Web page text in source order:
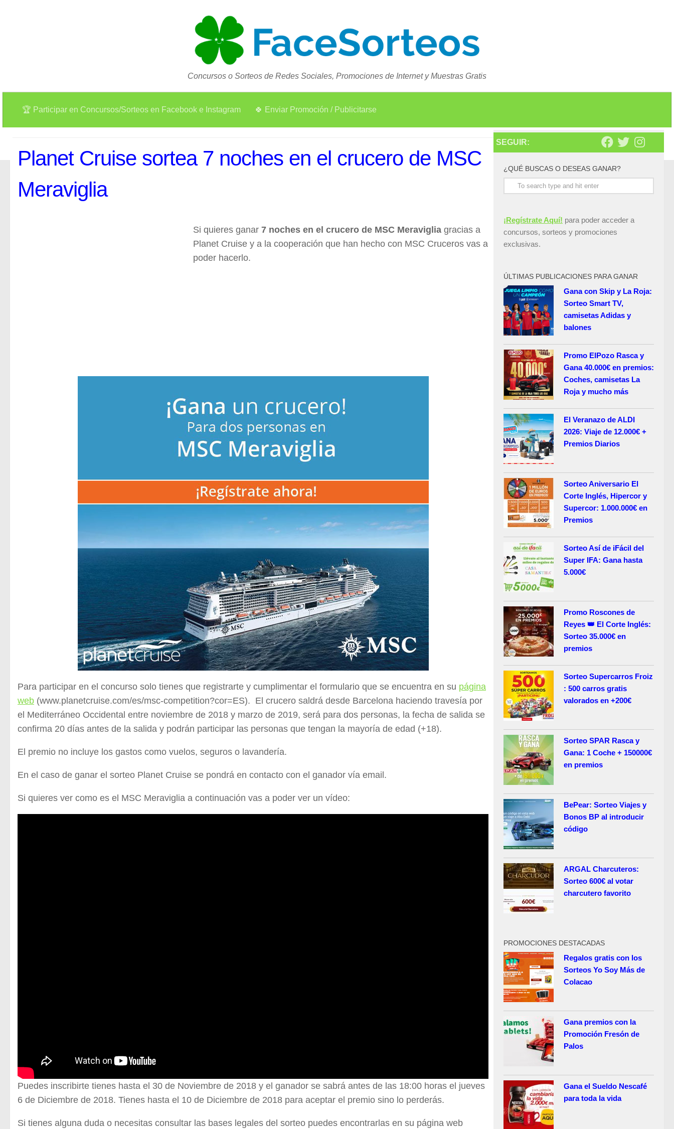
Concursos o Sorteos de Redes Sociales, Promociones de Internet y Muestras Gratis
🏆 Participar en Concursos/Sorteos en Facebook e Instagram 🍀 Enviar Promoción / Publicitarse
Planet Cruise sortea 7 noches en el crucero de MSC
Meraviglia
Si quieres ganar 7 noches en el crucero de MSC Meraviglia gracias a
Planet Cruise y a la cooperación que han hecho con MSC Cruceros vas a
poder hacerlo.
Para participar en el concurso solo tienes que registrarte y cumplimentar el formulario que se encuentra en su página
web (www.planetcruise.com/es/msc-competition?cor=ES). El crucero saldrá desde Barcelona haciendo travesía por
el Mediterráneo Occidental entre noviembre de 2018 y marzo de 2019, será para dos personas, la fecha de salida se
confirma 20 días antes de la salida y podrán participar las personas que tengan la mayoría de edad (+18).
El premio no incluye los gastos como vuelos, seguros o lavandería.
En el caso de ganar el sorteo Planet Cruise se pondrá en contacto con el ganador vía email.
Si quieres ver como es el MSC Meraviglia a continuación vas a poder ver un vídeo:
Puedes inscribirte tienes hasta el 30 de Noviembre de 2018 y el ganador se sabrá antes de las 18:00 horas el jueves
6 de Diciembre de 2018. Tienes hasta el 10 de Diciembre de 2018 para aceptar el premio sino lo perderás.
Si tienes alguna duda o necesitas consultar las bases legales del sorteo puedes encontrarlas en su página web
SEGUIR:
¿QUÉ BUSCAS O DESEAS GANAR?
¡Regístrate Aquí! para poder acceder a
concursos, sorteos y promociones
exclusivas.
ÚLTIMAS PUBLICACIONES PARA GANAR
Gana con Skip y La Roja:
Sorteo Smart TV,
camisetas Adidas y
balones
Promo ElPozo Rasca y
Gana 40.000€ en premios:
Coches, camisetas La
Roja y mucho más
El Veranazo de ALDI
2026: Viaje de 12.000€ +
Premios Diarios
Sorteo Aniversario El
Corte Inglés, Hipercor y
Supercor: 1.000.000€ en
Premios
Sorteo Así de iFácil del
Super IFA: Gana hasta
5.000€
Promo Roscones de
Reyes 👑 El Corte Inglés:
Sorteo 35.000€ en
premios
Sorteo Supercarros Froiz
: 500 carros gratis
valorados en +200€
Sorteo SPAR Rasca y
Gana: 1 Coche + 150000€
en premios
BePear: Sorteo Viajes y
Bonos BP al introducir
código
ARGAL Charcuteros:
Sorteo 600€ al votar
charcutero favorito
PROMOCIONES DESTACADAS
Regalos gratis con los
Sorteos Yo Soy Más de
Colacao
Gana premios con la
Promoción Fresón de
Palos
Gana el Sueldo Nescafé
para toda la vida